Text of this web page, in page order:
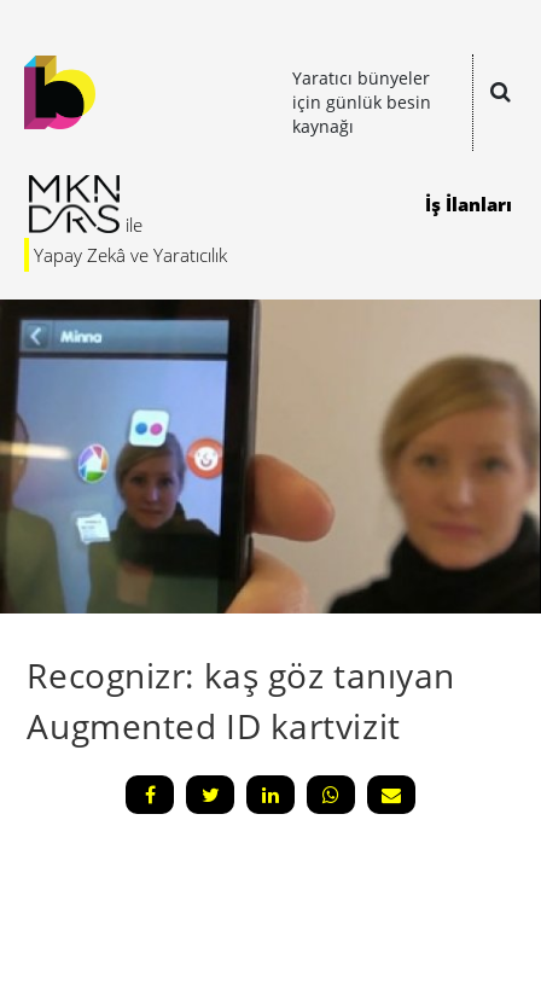
Yaratıcı bünyeler
için günlük besin
kaynağı
Yapay Zekâ ve Yaratıcılık
İş İlanları
Recognizr: kaş göz tanıyan
Augmented ID kartvizit